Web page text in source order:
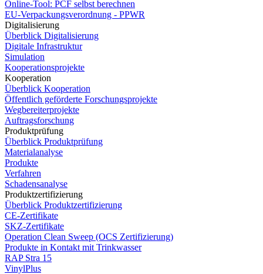
Online-Tool: PCF selbst berechnen
EU-Verpackungsverordnung - PPWR
Digitalisierung
Überblick Digitalisierung
Digitale Infrastruktur
Simulation
Kooperationsprojekte
Kooperation
Überblick Kooperation
Öffentlich geförderte Forschungsprojekte
Wegbereiterprojekte
Auftragsforschung
Produktprüfung
Überblick Produktprüfung
Materialanalyse
Produkte
Verfahren
Schadensanalyse
Produktzertifizierung
Überblick Produktzertifizierung
CE-Zertifikate
SKZ-Zertifikate
Operation Clean Sweep (OCS Zertifizierung)
Produkte in Kontakt mit Trinkwasser
RAP Stra 15
VinylPlus